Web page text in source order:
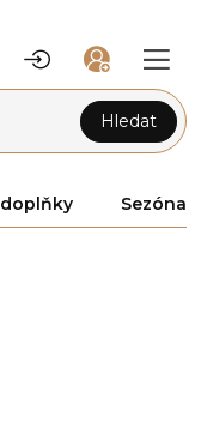
Hledat
Sezóna